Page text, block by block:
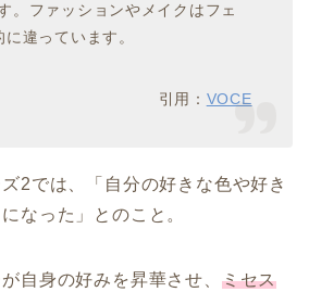
。ファッションやメイクはフェ
違っています。
引用： VOCE
2では、「自分の好きな色や好き
なった」とのこと。
自身の好みを昇華させ、 ミセス